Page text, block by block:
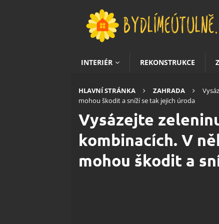
INTERIÉR REKONSTRUKCE
HLAVNÍ STRÁNKA ZAHRADA
mohou škodit a sníží se tak jejich úroda
Vysázejte
kombinacích. V
mohou škodit a